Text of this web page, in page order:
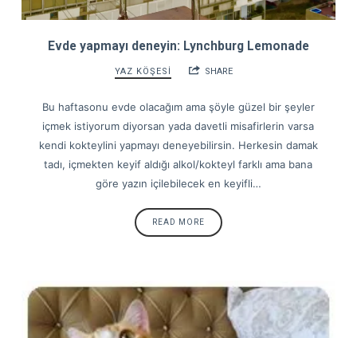
Evde yapmayı deneyin: Lynchburg Lemonade
YAZ KÖŞESİ SHARE
Bu haftasonu evde olacağım ama şöyle güzel bir şeyler
içmek istiyorum diyorsan yada davetli misafirlerin varsa
kendi kokteylini yapmayı deneyebilirsin. Herkesin damak
tadı, içmekten keyif aldığı alkol/kokteyl farklı ama bana
göre yazın içilebilecek en keyifli…
READ MORE